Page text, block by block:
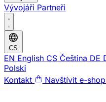
Vývojáři Partneři
CS
EN English CS Čeština DE
Polski
Kontakt
Navštívit e-shop